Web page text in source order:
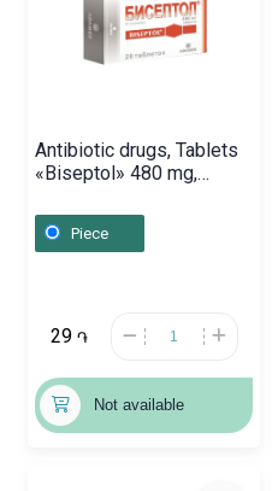
Antibiotic drugs, Tablets
«Biseptol» 480 mg,
Piece
29 ֏
Not available